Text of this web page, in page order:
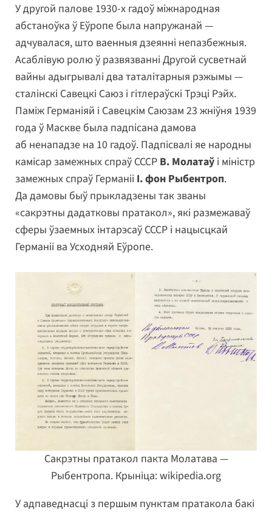
У другой палове 1930-х гадоў міжнародная
абстаноўка ў Еўропе была напружанай —
адчувалася, што ваенныя дзеянні непазбежныя.
Асаблівую ролю ў развязванні Другой сусветнай
вайны адыгрывалі два таталітарныя рэжымы —
сталінскі Савецкі Саюз і гітлераўскі Трэці Рэйх.
Паміж Германіяй і Савецкім Саюзам 23 жніўня 1939
года ў Маскве была падпісана дамова
аб ненападзе на 10 гадоў. Падпісвалі яе народны
камісар замежных спраў СССР В. Молатаў і міністр
замежных спраў Германіі І. фон Рыбентроп.
Да дамовы быў прыкладзены так званы
«сакрэтны дадатковы пратакол», які размежаваў
сферы ўзаемных інтарэсаў СССР і нацысцкай
Германіі ва Усходняй Еўропе.
Сакрэтны пратакол пакта Молатава —
Рыбентропа. Крыніца: wikipedia.org
У адпаведнасці з першым пунктам пратакола бакі